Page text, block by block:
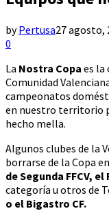
byPertusa27 agosto,
0
La Nostra Copa es la
Comunidad
campeonatos
en nuestro territorio
hecho mella.
Algunos clubes de la
borrarse de la Copa
de Segunda FFCV,
categoría u otros de
o el Bigastro CF.